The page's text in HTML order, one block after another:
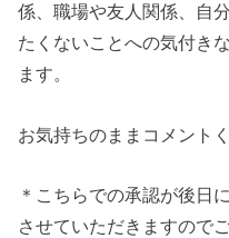
係、職場や友人関係、自
たくないことへの気付き
ます。
お気持ちのままコメント
＊こちらでの承認が後日
させていただきますので